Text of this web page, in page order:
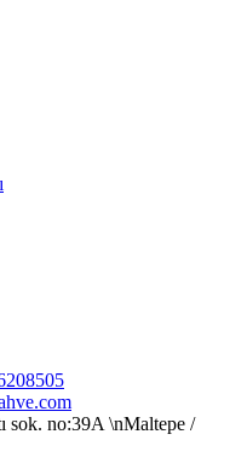
sok. no:39A \nMaltepe /